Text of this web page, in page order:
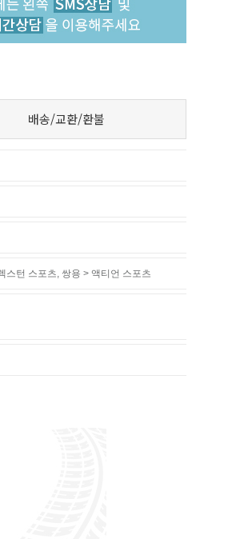
배송/교환/환불
스턴 스포츠, 쌍용 > 액티언 스포츠